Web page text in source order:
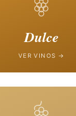
Dulce
VER VINOS →